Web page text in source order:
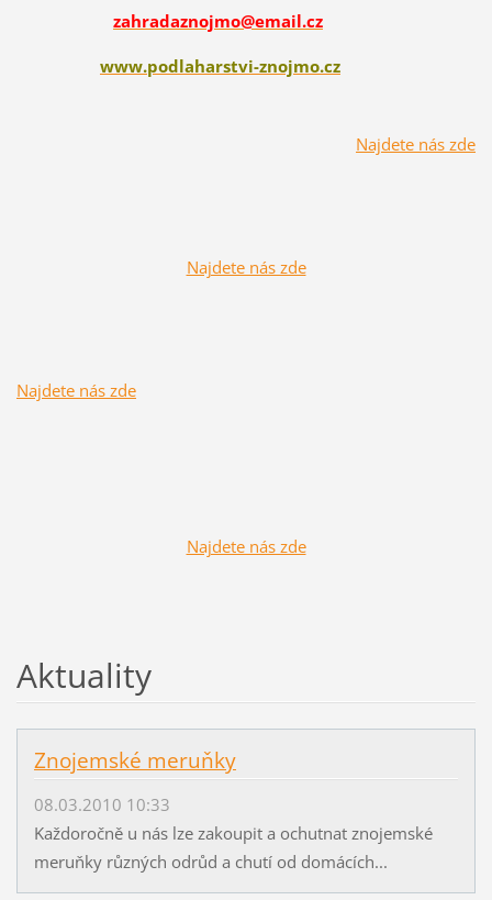
zahradaznojmo@email.cz
www.podlaharstvi-znojmo.cz
Najdete nás zde
Najdete nás zde
Najdete nás zde
Najdete nás zde
Aktuality
Znojemské meruňky
08.03.2010 10:33
Každoročně u nás lze zakoupit a ochutnat znojemské
meruňky různých odrůd a chutí od domácích...